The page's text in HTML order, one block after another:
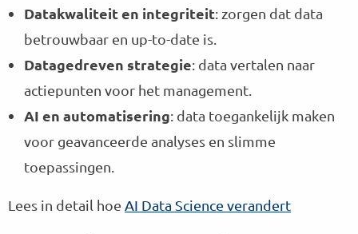
Datakwaliteit en integriteit: zorgen dat data
betrouwbaar en up-to-date is.
Datagedreven strategie: data vertalen naar
actiepunten voor het management.
AI en automatisering: data toegankelijk maken
voor geavanceerde analyses en slimme
toepassingen.
Lees in detail hoe AI Data Science verandert